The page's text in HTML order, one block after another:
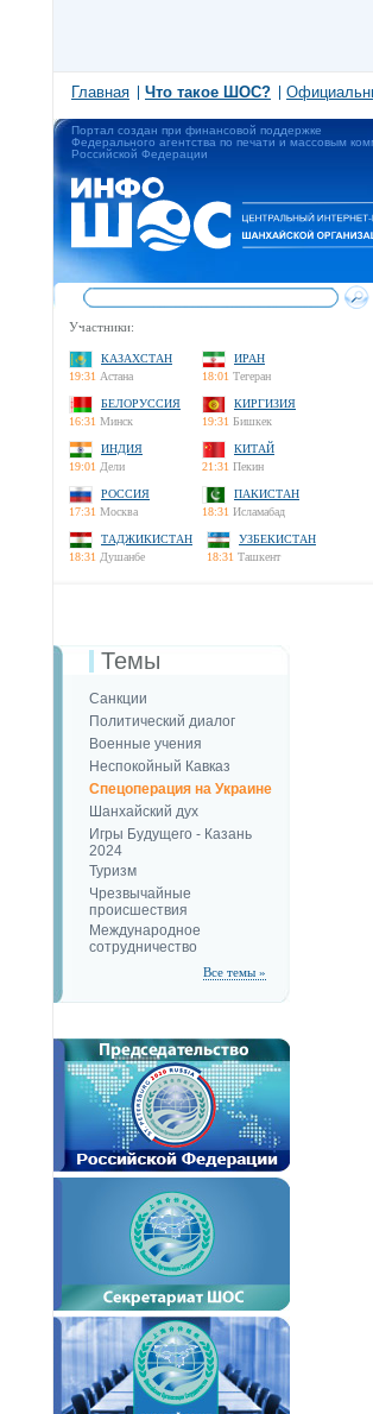
Главная Что такое ШОС?
Портал создан при финансовой поддержке
Федерального агентства по печати и массовым
Российской Федерации
Участники:
КАЗАХСТАН
19:31 Астана
ИРАН
18:01 Тегеран
БЕЛОРУССИЯ
16:31 Минск
КИРГИЗИЯ
19:31 Бишкек
ИНДИЯ
19:01 Дели
КИТАЙ
21:31 Пекин
РОССИЯ
17:31 Москва
ПАКИСТАН
18:31 Исламабад
ТАДЖИКИСТАН
18:31 Душанбе
УЗБЕКИСТАН
18:31 Ташкент
Темы
Санкции
Политический диалог
Военные учения
Неспокойный Кавказ
Спецоперация на Украине
Шанхайский дух
Игры Будущего - Казань
2024
Туризм
Чрезвычайные
происшествия
Международное
сотрудничество
Все темы »